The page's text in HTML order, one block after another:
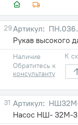
29
Рукав высокого
Наличие
Обратитесь к
консультанту
К
31
Насос НШ- 32М-3